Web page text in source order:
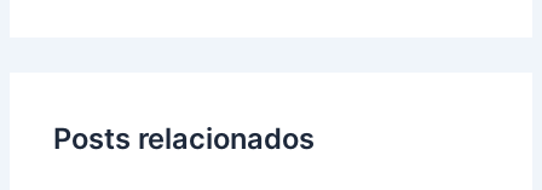
Posts relacionados